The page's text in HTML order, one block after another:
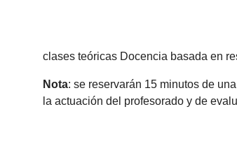
clases teóricas Docencia basada en
Nota: se reservarán 15 minutos de
la actuación del profesorado y de